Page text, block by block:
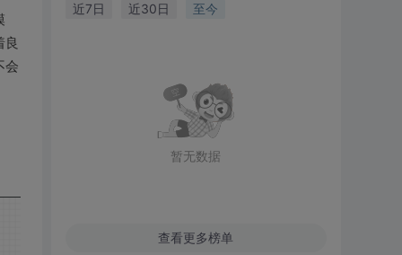
良
会
近7日 近30日 至今
暂无数据
查看更多榜单